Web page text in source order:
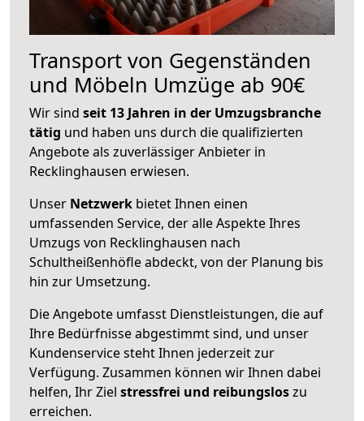
Transport von Gegenständen
und Möbeln Umzüge ab 90€
Wir sind seit 13 Jahren in der Umzugsbranche
tätig und haben uns durch die qualifizierten
Angebote als zuverlässiger Anbieter in
Recklinghausen erwiesen.
Unser Netzwerk bietet Ihnen einen
umfassenden Service, der alle Aspekte Ihres
Umzugs von Recklinghausen nach
Schultheißenhöfle abdeckt, von der Planung bis
hin zur Umsetzung.
Die Angebote umfasst Dienstleistungen, die auf
Ihre Bedürfnisse abgestimmt sind, und unser
Kundenservice steht Ihnen jederzeit zur
Verfügung. Zusammen können wir Ihnen dabei
helfen, Ihr Ziel stressfrei und reibungsloszu
erreichen.